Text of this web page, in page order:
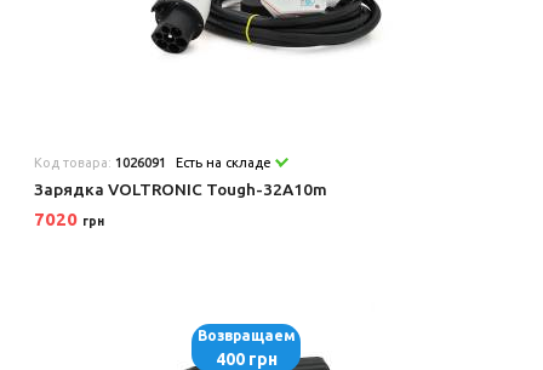
Код товара: 1026091 Есть на складе
Зарядка VOLTRONIC Tough-32A10m
7020 грн
Возвращаем
400 грн